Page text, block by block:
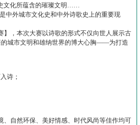
文化所蕴含的璀璨文明……
中外城市文化史和中外诗歌史上的重要现
，本次大赛以诗歌的形式不仅向世人展示古
的城市文明和雄纳世界的博大心胸——为打造
诗；
自然环保、美好情感、时代风尚等佳作均可